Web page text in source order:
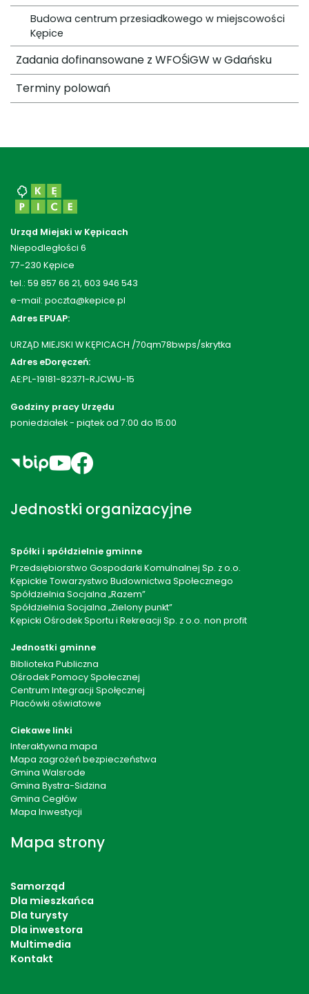
Budowa centrum przesiadkowego w miejscowości
Kępice
Zadania dofinansowane z WFOŚiGW w Gdańsku
Terminy polowań
Urząd Miejski w Kępicach
Niepodległości 6
77-230 Kępice
tel.: 59 857 66 21, 603 946 543
e-mail: poczta@kepice.pl
Adres EPUAP:
URZĄD MIEJSKI W KĘPICACH /70qm78bwps/skrytka
Adres eDoręczeń:
AE:PL-19181-82371-RJCWU-15
Godziny pracy Urzędu
poniedziałek - piątek od 7:00 do 15:00
Jednostki organizacyjne
Spółki i spółdzielnie gminne
Przedsiębiorstwo Gospodarki Komulnalnej Sp. z o.o.
Kępickie Towarzystwo Budownictwa Społecznego
Spółdzielnia Socjalna „Razem”
Spółdzielnia Socjalna „Zielony punkt”
Kępicki Ośrodek Sportu i Rekreacji Sp. z o.o. non profit
Jednostki gminne
Biblioteka Publiczna
Ośrodek Pomocy Społecznej
Centrum Integracji Społęcznej
Placówki oświatowe
Ciekawe linki
Interaktywna mapa
Mapa zagrożeń bezpieczeństwa
Gmina Walsrode
Gmina Bystra-Sidzina
Gmina Cegłów
Mapa Inwestycji
Mapa strony
Samorząd
Dla mieszkańca
Dla turysty
Dla inwestora
Multimedia
Kontakt